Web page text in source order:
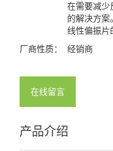
激光元件
深紫外LED
在需要减少
的解决方案
线性偏振片
厂商性质：
经销商
在线留言
产品介绍